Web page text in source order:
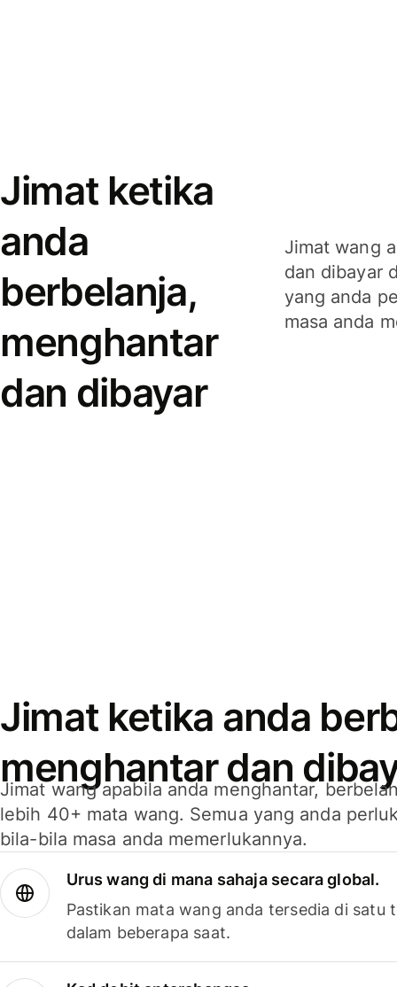
Jimat ketika
anda
berbelanja,
menghantar
dan dibayar
Jimat wang
dan dibayar
yang anda
masa anda
Jimat ketika anda
menghantar dan
Jimat wang apabila anda menghantar,
lebih 40+ mata wang. Semua yang anda
bila-bila masa anda memerlukannya.
Urus wang di mana sahaja secara global.
Pastikan mata wang anda tersedia di satu
dalam beberapa saat.